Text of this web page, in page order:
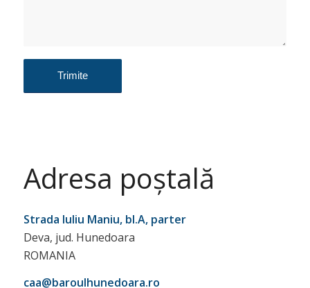
Adresa poștală
Strada Iuliu Maniu, bl.A, parter
Deva, jud. Hunedoara
ROMANIA
caa@baroulhunedoara.ro